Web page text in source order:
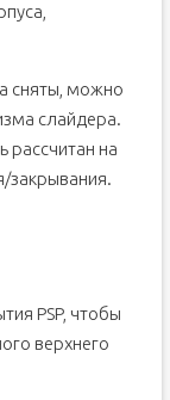
сняты, можно
слайдера.
рассчитан на
закрывания.
PSP, чтобы
верхнего